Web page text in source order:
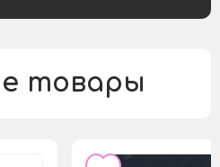
товары